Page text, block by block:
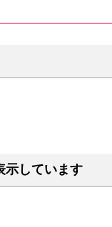
示しています